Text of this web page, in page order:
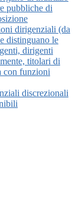
pubbliche di
dirigenziali (da
distinguano le
dirigenti
titolari di
con funzioni
discrezionali